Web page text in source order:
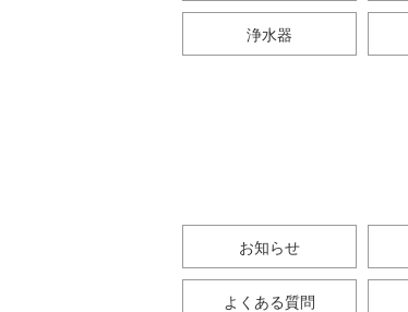
浄水器
お知らせ
よくある質問